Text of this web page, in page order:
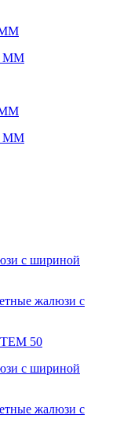
ММ
ММ
ММ
ММ
с шириной
жалюзи с
50
с шириной
жалюзи с